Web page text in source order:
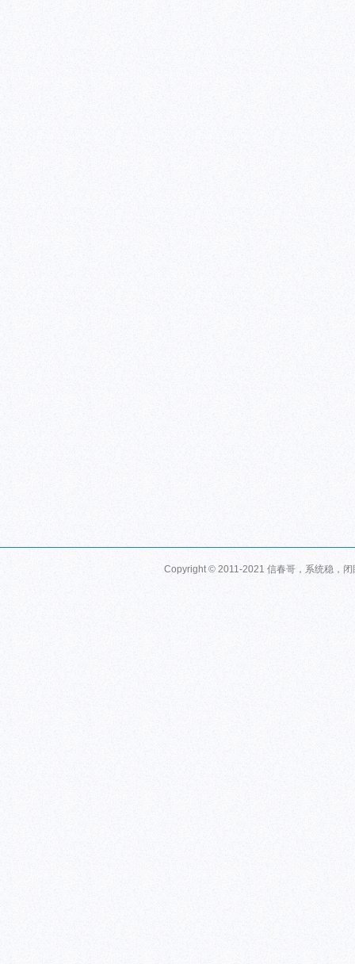
Copyright © 2011-2021 信春哥，系统稳，